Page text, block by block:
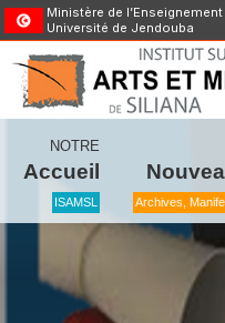
Ministère de
Université de Jendouba
NOTRE
Accueil
ISAMSL Archives,